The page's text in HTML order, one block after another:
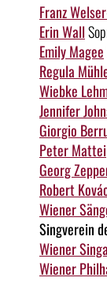
Franz
Erin Wall
Emily Magee
Regula
Wiebke
Jennifer
Giorgio
Peter Mattei
Georg
Robert
Wiener
Singverein
Wiener
Wiener